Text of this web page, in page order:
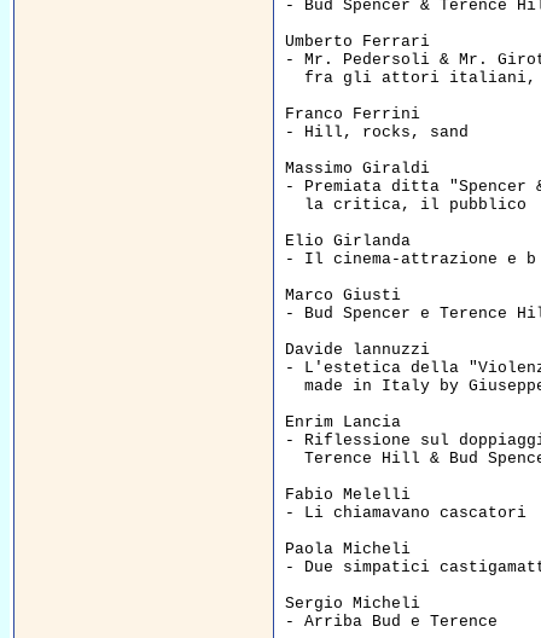
- Bud Spencer &
Umberto Ferrari
- Mr. Pedersoli & Mr.
fra gli attori
Franco Ferrini
- Hill, rocks, sand
Massimo Giraldi
- Premiata ditta
la critica, il pubblico
Elio Girlanda
- Il cinema-attrazione e
Marco Giusti
- Bud Spencer e
Davide lannuzzi
- L'estetica della
made in Italy by
Enrim Lancia
- Riflessione sul
Terence Hill & Bud
Fabio Melelli
- Li chiamavano
Paola Micheli
- Due simpatici
Sergio Micheli
- Arriba Bud e